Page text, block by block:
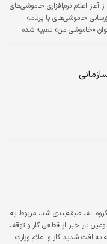
آغاز اعلام نرم‌افزاری خاموشی‌های
خاموشی‌های با برنامه
«خاموشی من» تعبیه شده
کشور تامین شود، از آنجا‌ که
که ناچار به…
الف طبقه‌بندی شد، مربوط به
بار خبر از قطعی گاز و توقف
به افت شدید گاز و اعلام وزارت